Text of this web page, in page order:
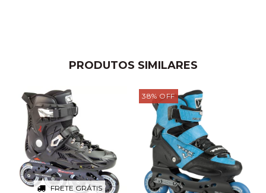
PRODUTOS SIMILARES
FRETE GRÁTIS
38% OFF